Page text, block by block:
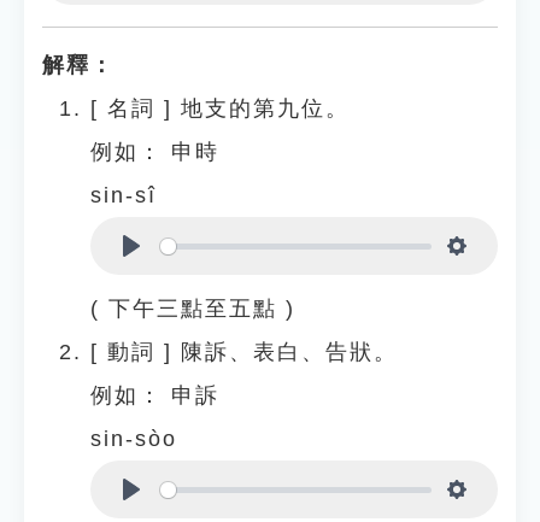
解釋：
[ 名詞 ] 地支的第九位。
例如：
申時
sin-sî
( 下午三點至五點 )
[ 動詞 ]
陳訴、表白、告狀。
例如：
申訴
sin-sòo